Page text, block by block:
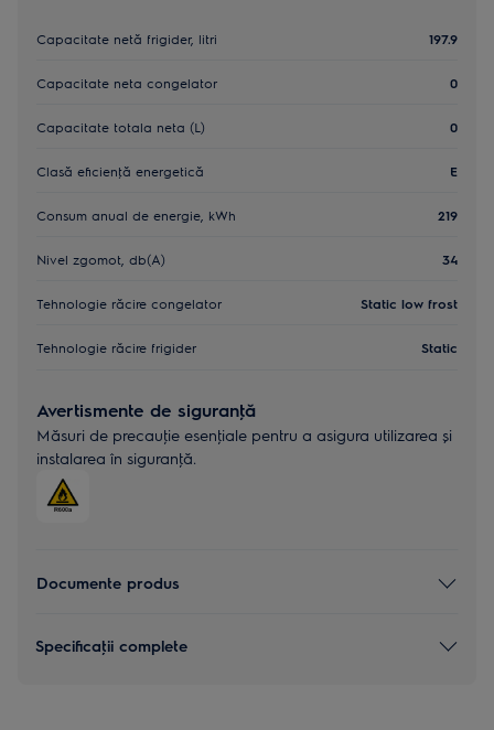
Capacitate netă frigider, litri 197.9
Capacitate neta congelator 0
Capacitate totala neta (L) 0
Clasă eficienţă energetică E
Consum anual de energie, kWh 219
Nivel zgomot, db(A) 34
Tehnologie răcire congelator Static low frost
Tehnologie răcire frigider Static
Avertismente de siguranţă
Măsuri de precauţie esenţiale pentru a asigura utilizarea și
instalarea în siguranţă.
Documente produs
Specificaţii complete